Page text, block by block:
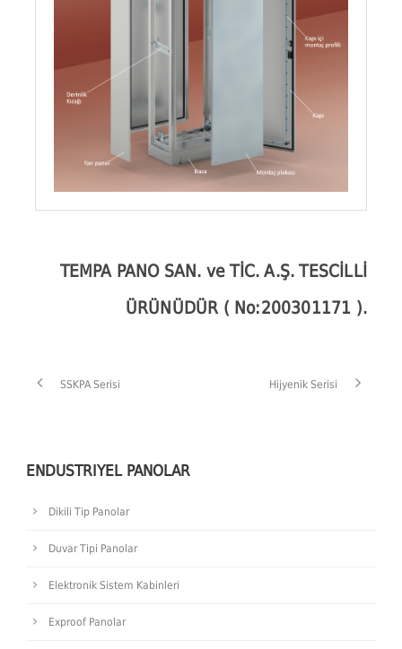
TEMPA PANO SAN. ve TİC. A.Ş. TESCİLLİ
ÜRÜNÜDÜR ( No:200301171 ).
SSKPA Serisi Hijyenik Serisi
ENDUSTRIYEL PANOLAR
Dikili Tip Panolar
Duvar Tipi Panolar
Elektronik Sistem Kabinleri
Exproof Panolar